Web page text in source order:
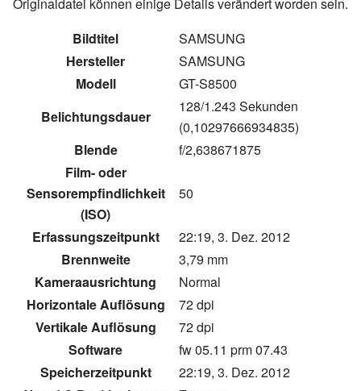
Originaldatei können einige Details verändert worden sein.
Bildtitel
SAMSUNG
Hersteller
SAMSUNG
Modell
GT-S8500
Belichtungsdauer
128/1.243 Sekunden
(0,10297666934835)
Blende
f/2,638671875
Film- oder
Sensorempfindlichkeit
(ISO)
50
Erfassungszeitpunkt
22:19, 3. Dez. 2012
Brennweite
3,79 mm
Kameraausrichtung
Normal
Horizontale Auflösung
72 dpi
Vertikale Auflösung
72 dpi
Software
fw 05.11 prm 07.43
Speicherzeitpunkt
22:19, 3. Dez. 2012